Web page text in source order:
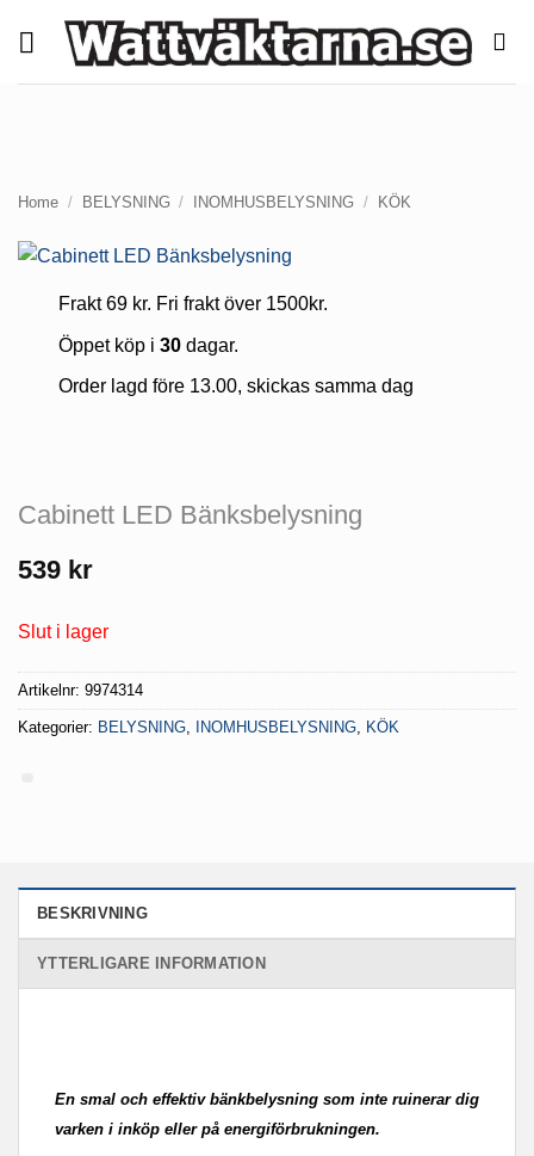
Home / BELYSNING / INOMHUSBELYSNING / KÖK
Frakt 69 kr. Fri frakt över 1500kr.
Öppet köp i 30dagar.
Order lagd före 13.00, skickas samma dag
Cabinett LED Bänksbelysning
539 kr
Slut i lager
Artikelnr: 9974314
Kategorier: BELYSNING, INOMHUSBELYSNING, KÖK
BESKRIVNING
YTTERLIGARE INFORMATION
En smal och effektiv bänkbelysning som inte ruinerar dig
varken i inköp eller på energiförbrukningen.